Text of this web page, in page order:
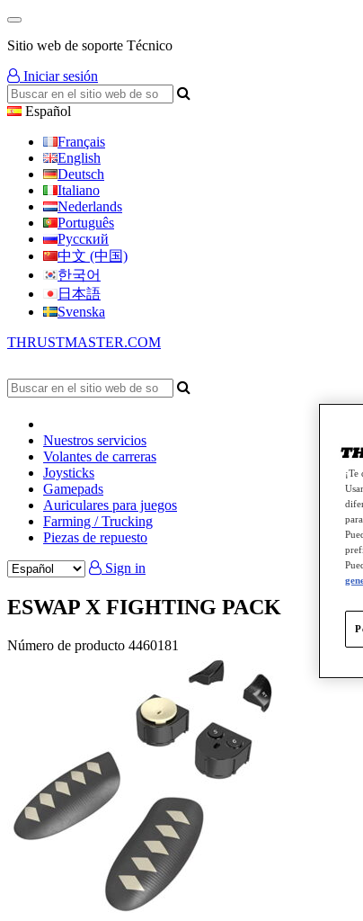
Sitio web de soporte Técnico
Iniciar sesión
Español
Français
English
Deutsch
Italiano
Nederlands
Português
Русский
中文 (中国)
한국어
日本語
Svenska
THRUSTMASTER.COM
Nuestros servicios
Volantes de carreras
Joysticks
Gamepads
Auriculares para juegos
Farming / Trucking
Piezas de repuesto
Sign in
ESWAP X FIGHTING PACK
Número de producto 4460181